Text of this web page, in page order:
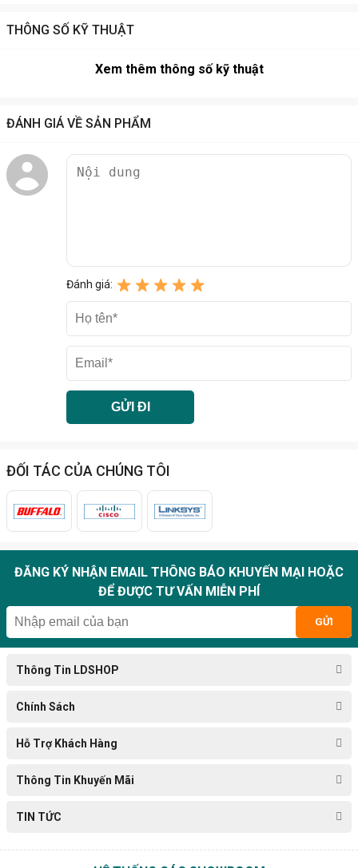
THÔNG SỐ KỸ THUẬT
Xem thêm thông số kỹ thuật
ĐÁNH GIÁ VỀ SẢN PHẨM
Đánh giá:
ĐỐI TÁC CỦA CHÚNG TÔI
ĐĂNG KÝ NHẬN EMAIL THÔNG BÁO KHUYẾN MẠI HOẶC
ĐỂ ĐƯỢC TƯ VẤN MIỄN PHÍ
GỬI
Thông Tin LDSHOP
Chính Sách
Hỗ Trợ Khách Hàng
Thông Tin Khuyến Mãi
TIN TỨC